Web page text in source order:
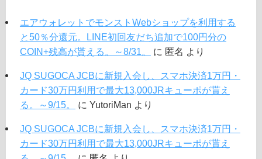
エアウォレットでモンストWebショップを利用する
と50％分還元。LINE初回友だち追加で100円分の
COIN+残高が貰える。～8/31。
に 匿名 より
JQ SUGOCA JCBに新規入会し、スマホ決済1万円・
カード30万円利用で最大13,000JRキューポが貰え
る。～9/15。
に YutoriMan より
JQ SUGOCA JCBに新規入会し、スマホ決済1万円・
カード30万円利用で最大13,000JRキューポが貰え